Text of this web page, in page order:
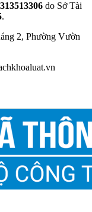
do Sở Tài
.
2, Phường Vườn